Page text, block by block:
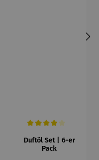
Duftöl Set | 6-er
Pack